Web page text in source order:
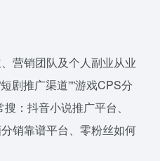
营销团队及个人副业从业
剧推广渠道””游戏CPS分
：抖音小说推广平台、
销靠谱平台、零粉丝如何